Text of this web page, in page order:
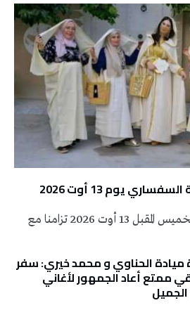
يوم 13 أوت 2026
تُنظم جمعية تراثنا يوم الخميس المقبل 13 أوت 2026 تزامنا مع
الحناوي و محمد خيري: سفر
ممتع أعاد الجمهور لأغاني